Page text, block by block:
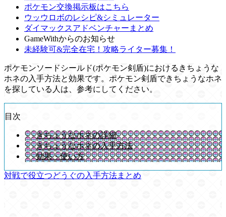
ポケモン交換掲示板はこちら
ウッウロボのレシピ&シミュレーター
ダイマックスアドベンチャーまとめ
GameWithからのお知らせ
未経験可&完全在宅！攻略ライター募集！
ポケモンソードシールド(ポケモン剣盾)におけるきちょうな
ホネの入手方法と効果です。ポケモン剣盾できちょうなホネ
を探している人は、参考にしてください。
目次
きちょうなホネの詳細
きちょうなホネの入手方法
効果・使い方
対戦で役立つどうぐの入手方法まとめ